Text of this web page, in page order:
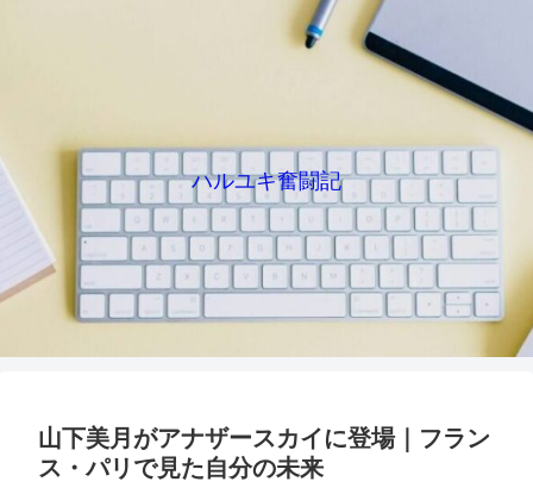
ハルユキ奮闘記
山下美月がアナザースカイに登場｜フラン
ス・パリで見た自分の未来